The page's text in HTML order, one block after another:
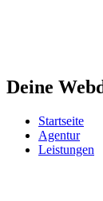
Deine
Startseite
Agentur
Leistungen